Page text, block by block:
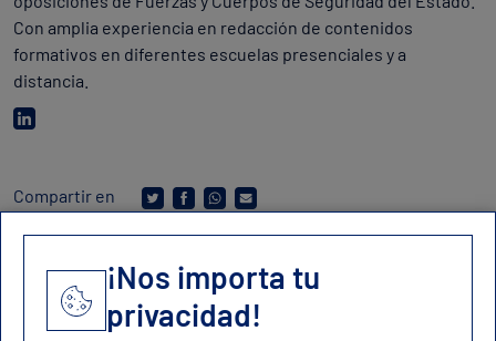
Con amplia experiencia en redacción de contenidos
formativos en diferentes escuelas presenciales y a
distancia.
Compartir en
Contacto
¡Nos importa tu
privacidad!